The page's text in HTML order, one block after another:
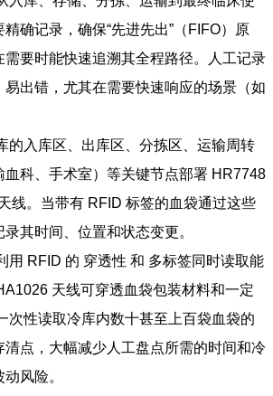
确记录，确保“先进先出”（FIFO）原
需要时能快速追溯其全程路径。人工记录
出错，尤其在需要快速响应的场景（如
入库区、出库区、分拣区、运输周转
血科、手术室）等关键节点部署 HR7748
线。当带有 RFID 标签的血袋通过这些
其时间、位置和状态变更。
RFID 的 穿透性 和 多标签同时读取能
天线可穿透血袋包装材料和一定
次性读取冷库内数十甚至上百袋血袋的
清点，大幅减少人工盘点所需的时间和冷
风险。